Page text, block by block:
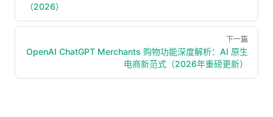
（2026）
下一篇
OpenAI ChatGPT Merchants 购物功能深度解析：AI 原生
电商新范式（2026年重磅更新）